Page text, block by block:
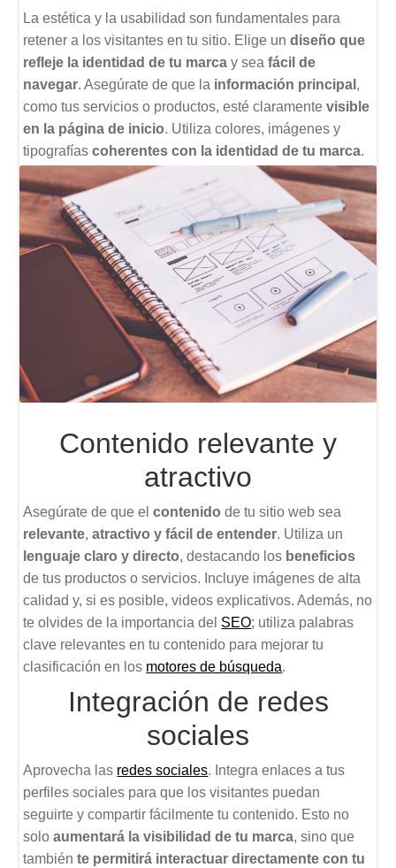
La estética y la usabilidad son fundamentales para
retener a los visitantes en tu sitio. Elige undiseño que
refleje la identidad de tu marca y seafácil de
navegar. Asegúrate de que la información principal ,
como tus servicios o productos, esté claramentevisible
en la página de inicio. Utiliza colores, imágenes y
tipografíascoherentes con la identidad de tu marca.
Contenido relevante y
atractivo
Asegúrate de que elcontenido de tu sitio web sea
relevante,atractivo y fácil de entender. Utiliza un
lenguaje claro y directo, destacando los beneficios
de tus productos o servicios. Incluye imágenes de alta
calidad y, si es posible, videos explicativos. Además, no
te olvides de la importancia del SEO; utiliza palabras
clave relevantes en tu contenido para mejorar tu
clasificación en los motores de búsqueda.
Integración de redes
sociales
Aprovecha las redes sociales. Integra enlaces a tus
perfiles sociales para que los visitantes puedan
seguirte y compartir fácilmente tu contenido. Esto no
soloaumentará la visibilidad de tu marca, sino que
tambiénte permitirá interactuar directamente con tu